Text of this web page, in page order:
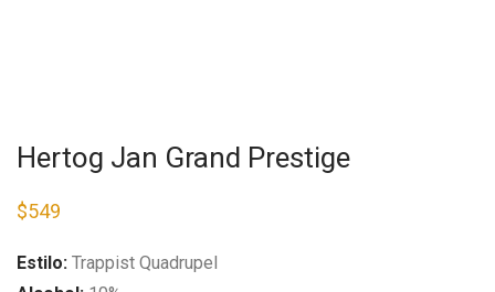
Hertog Jan Grand Prestige
$549
Estilo: Trappist Quadrupel